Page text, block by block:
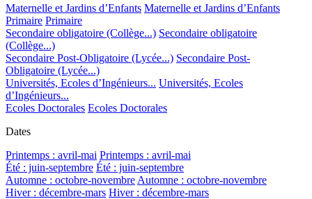
Maternelle et Jardins d’Enfants Maternelle et Jardins d’Enfants
Primaire Primaire
Secondaire obligatoire (Collège...) Secondaire obligatoire
(Collège...)
Secondaire Post-Obligatoire (Lycée...) Secondaire Post-
Obligatoire (Lycée...)
Universités, Ecoles d’Ingénieurs... Universités, Ecoles
d’Ingénieurs...
Ecoles Doctorales Ecoles Doctorales
Dates
Printemps : avril-mai Printemps : avril-mai
Été : juin-septembre Été : juin-septembre
Automne : octobre-novembre Automne : octobre-novembre
Hiver : décembre-mars Hiver : décembre-mars